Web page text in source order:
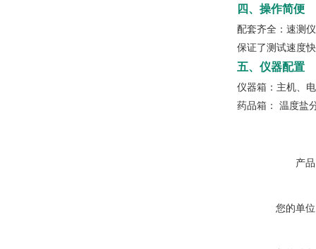
四、操作简便
配套齐全：速测
保证了测试速度
五、仪器配置
仪器箱：主机、
药品箱： 温度盐
产
您的单